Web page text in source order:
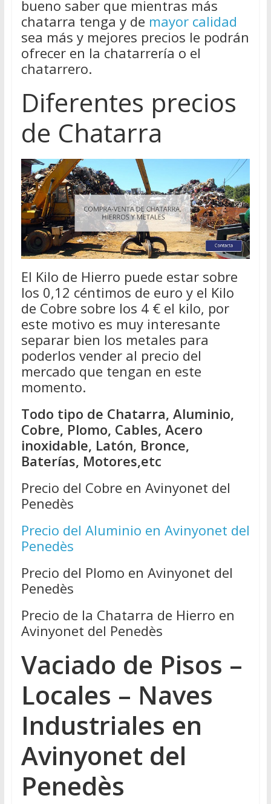
bueno saber que mientras más
chatarra tenga y de mayor calidad
sea más y mejores precios le podrán
ofrecer en la chatarrería o el
chatarrero.
Diferentes precios
de Chatarra
El Kilo de Hierro puede estar sobre
los 0,12 céntimos de euro y el Kilo
de Cobre sobre los 4 € el kilo, por
este motivo es muy interesante
separar bien los metales para
poderlos vender al precio del
mercado que tengan en este
momento.
Todo tipo de Chatarra, Aluminio,
Cobre, Plomo, Cables, Acero
inoxidable, Latón, Bronce,
Baterías, Motores,etc
Precio del Cobre en Avinyonet del
Penedès
Precio del Aluminio en Avinyonet del
Penedès
Precio del Plomo en Avinyonet del
Penedès
Precio de la Chatarra de Hierro en
Avinyonet del Penedès
Vaciado de Pisos –
Locales – Naves
Industriales en
Avinyonet del
Penedès